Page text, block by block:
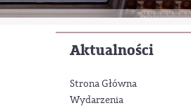
Aktualności
Strona Główna
Wydarzenia